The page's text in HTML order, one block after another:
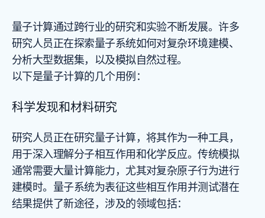
量子计算通过跨行业的研究和实验不断发展。许多
研究人员正在探索量子系统如何对复杂环境建模、
分析大型数据集，以及模拟自然过程。
以下是量子计算的几个用例：
科学发现和材料研究
研究人员正在研究量子计算，将其作为一种工具，
用于深入理解分子相互作用和化学反应。传统模拟
通常需要大量计算能力，尤其对复杂原子行为进行
建模时。量子系统为表征这些相互作用并测试潜在
结果提供了新途径，涉及的领域包括：